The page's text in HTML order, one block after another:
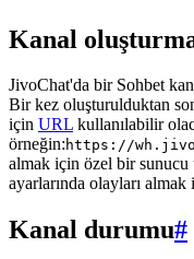
Kanal
JivoChat'da bir Sohbet
Bir kez oluşturulduktan
için URL kullanılabilir
örneğin: https://
almak için özel bir
ayarlarında olayları
Kanal durumu#